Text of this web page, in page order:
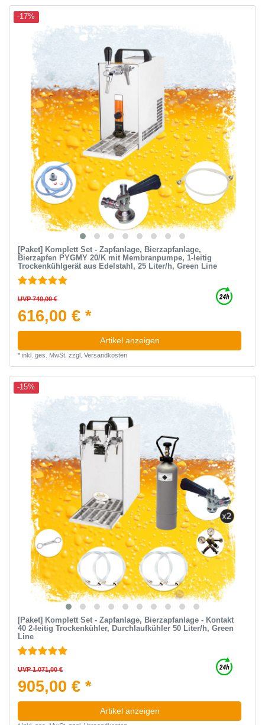
-17%
[Paket] Komplett Set - Zapfanlage, Bierzapfanlage,
Bierzapfen PYGMY 20/K mit Membranpumpe, 1-leitig
Trockenkühlgerät aus Edelstahl, 25 Liter/h, Green Line
UVP 740,00 €
616,00 € *
Artikel anzeigen
* inkl. ges. MwSt. zzgl. Versandkosten
-15%
[Paket] Komplett Set - Zapfanlage, Bierzapfanlage - Kontakt
40 2-leitig Trockenkühler, Durchlaufkühler 50 Liter/h, Green
Line
UVP 1.071,00 €
905,00 € *
Artikel anzeigen